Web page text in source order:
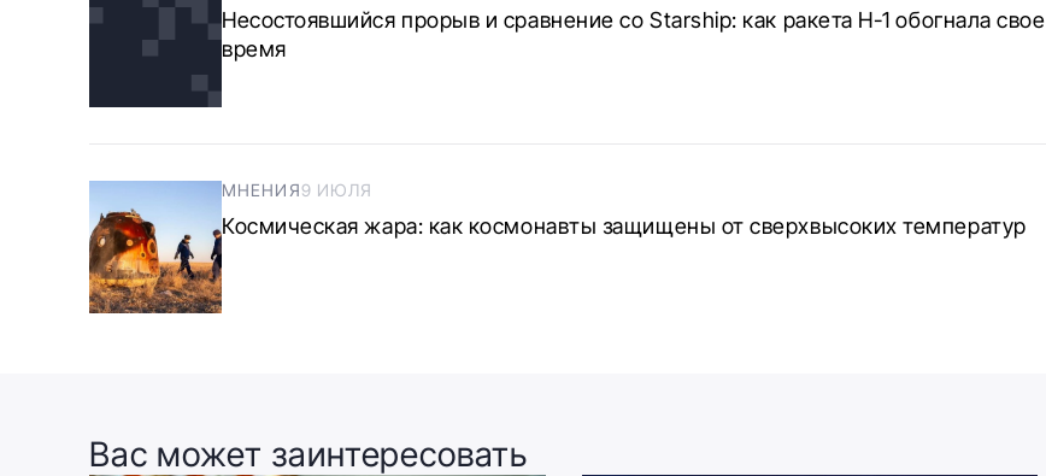
Несостоявшийся прорыв и сравнение со Starship: как ракета Н-1 обогнала свое
время
МНЕНИЯ9 ИЮЛЯ
Космическая жара: как космонавты защищены от сверхвысоких температур
Вас может заинтересовать